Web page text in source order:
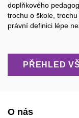
doplňkového
trochu o škole,
právní definici lépe
PŘEHLED
O nás